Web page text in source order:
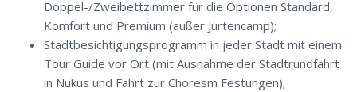
Doppel-/Zweibettzimmer für die Optionen Standard,
Komfort und Premium (außer Jurtencamp);
Stadtbesichtigungsprogramm in jeder Stadt mit einem
Tour Guide vor Ort (mit Ausnahme der Stadtrundfahrt
in Nukus und Fahrt zur Choresm Festungen);